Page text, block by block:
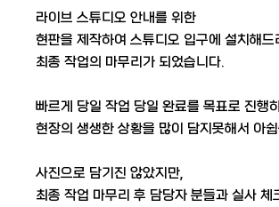
라이브 스튜디오 안내를 위한
현판을 제작하여 스튜디오 입구에 설치해드
최종 작업의 마무리가 되었습니다.
빠르게 당일 작업 당일 완료를 목표로 진행
현장의 생생한 상황을 많이 담지못해서 아
​ 사진으로 담기진 않았지만,
최종 작업 마무리 후 담당자 분들과 실사 체